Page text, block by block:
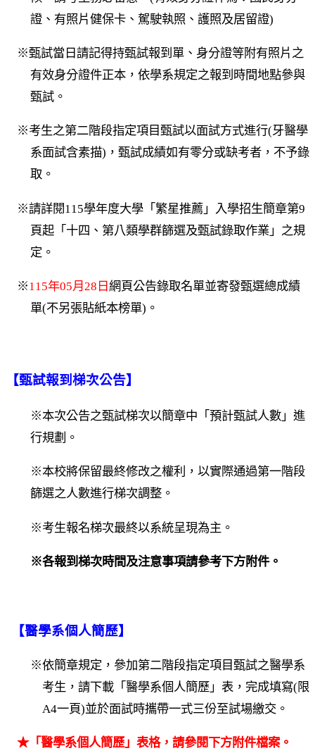
證、有照片健保卡、駕駛執照、護照及居留證)
※甄試當日請記得持甄試報到單、身分證等附有照片之
有效身分證件正本，依學系規定之報到時間地點參與
甄試。
※考生之第二階段指定項目甄試以面試方式進行(牙醫學
系面試含素描)，甄試成績如有零分或缺考者，不予錄
取。
※請詳閱115學年度大學「繁星推薦」入學招生簡章第9
頁起「十四、第八類學群篩選及甄試錄取作業」之規
定。
※115年05月28日 網頁公告錄取名單並寄發甄選總成績
單(不另張貼紙本榜單)。
【甄試報到梯次公告】
※本次公告之甄試梯次以簡章中「預計甄試人數」進
行規劃。
※本校將保留最終修改之權利，以實際通過第一階段
篩選之人數進行梯次調整。
※考生報名梯次最終以系統呈現為主。
※各報到梯次時間及注意事項請參考下方附件。
【醫學系個人簡歷】
※依簡章規定，參加第二階段指定項目甄試之醫學系
考生，請下載「醫學系個人簡歷」表，完成填寫(限
A4一頁)並於面試時攜帶一式三份至試場繳交。
★「醫學系個人簡歷」表格，請參閱下方附件檔案。